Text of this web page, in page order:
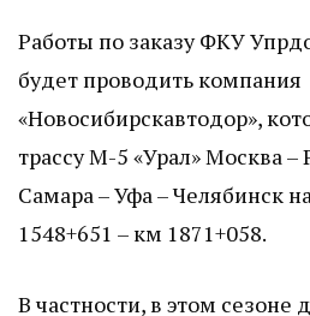
Работы по заказу ФКУ
будет проводить компания
«Новосибирскавтодор»,
трассу М-5 «Урал» Москва –
Самара – Уфа – Челябинск
1548+651 – км 1871+058.
В частности, в этом сезоне